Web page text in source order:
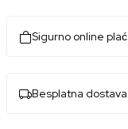
Sigurno online
Besplatna